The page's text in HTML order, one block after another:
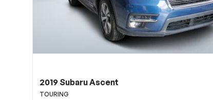
2019 Subaru Ascent
TOURING